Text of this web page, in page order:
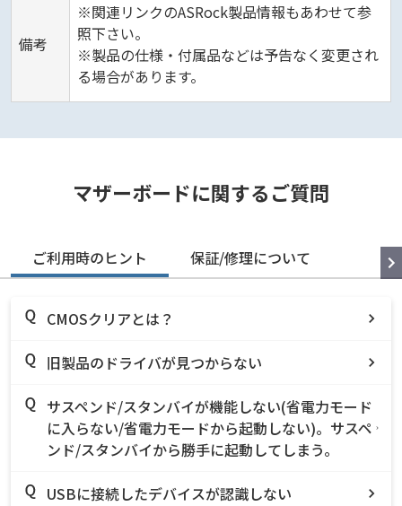
備考
※関連リンクのASRock製品情報もあわせて参
照下さい。
※製品の仕様・付属品などは予告なく変更され
る場合があります。
マザーボードに関するご質問
ご利用時のヒント 保証/修理について
CMOSクリアとは？
旧製品のドライバが見つからない
サスペンド/スタンバイが機能しない(省電力モード
に入らない/省電力モードから起動しない)。サスペ
ンド/スタンバイから勝手に起動してしまう。
USBに接続したデバイスが認識しない